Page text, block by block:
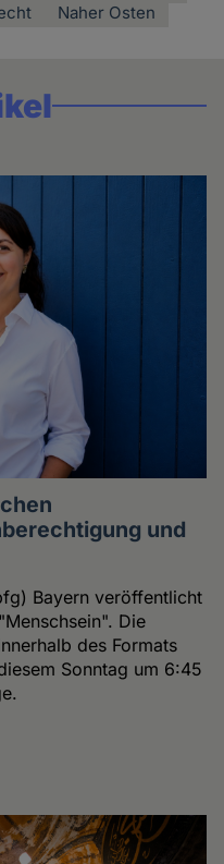
Naher Osten
und
Bayern veröffentlicht
Die
des Formats
Sonntag um 6:45